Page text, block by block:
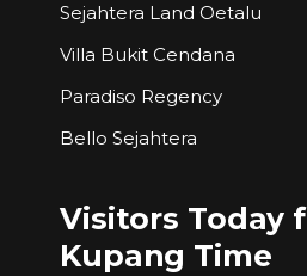
Sejahtera Land Oetalu
Villa Bukit Cendana
Paradiso Regency
Bello Sejahtera
Visitors Today
Kupang Time